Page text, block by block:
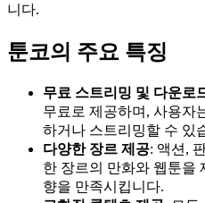
니다.
툰코의 주요 특징
무료 스트리밍 및 다운로
무료로 제공하며, 사용자
하거나 스트리밍할 수 있
다양한 장르 제공: 액션,
한 장르의 만화와 웹툰을
향을 만족시킵니다.